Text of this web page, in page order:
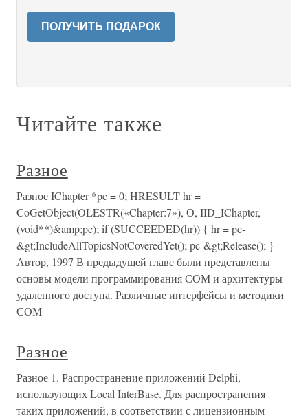
ПОЛУЧИТЬ ПОДАРОК
Читайте также
Разное
Разное IChapter *pc = 0; HRESULT hr =
CoGetObject(OLESTR(«Chapter:7»), О, IID_IChapter,
(void**)&amp;pc); if (SUCCEEDED(hr)) { hr = pc-
&gt;IncludeAllTopicsNotCoveredYet(); pc-&gt;Release(); }
Автор, 1997 В предыдущей главе были представлены
основы модели программирования СОМ и архитектуры
удаленного доступа. Различные интерфейсы и методики
СОМ
Разное
Разное 1. Распространение приложений Delphi,
использующих Local InterBase. Для распространения
таких приложений, в соответствии с лицензионным